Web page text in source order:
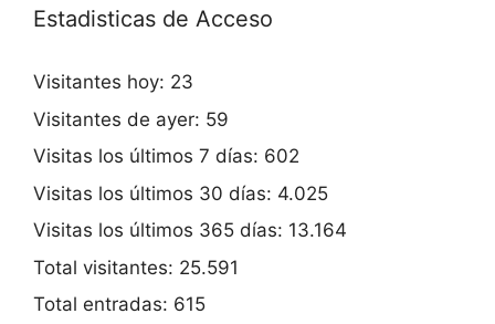
Estadisticas de Acceso
Visitantes hoy: 23
Visitantes de ayer: 59
Visitas los últimos 7 días: 602
Visitas los últimos 30 días: 4.025
Visitas los últimos 365 días: 13.164
Total visitantes: 25.591
Total entradas: 615